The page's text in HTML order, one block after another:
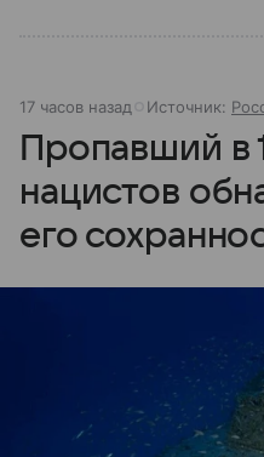
17 часов назад Источник:
Пропавший в
нацистов
его